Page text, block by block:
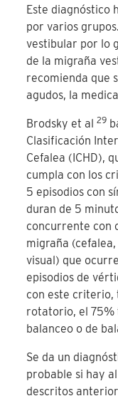
Este diagnóstico
por varios
vestibular por lo
de la migraña
recomienda que
agudos, la
Brodsky et al29
Clasificación
Cefalea (ICHD),
cumpla con los
5 episodios con
duran de 5
concurrente con
migraña
visual) que
episodios de
con este
rotatorio, el 75%
balanceo o de
Se da un
probable si hay
descritos